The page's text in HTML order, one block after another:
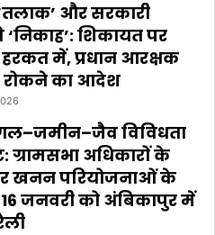
और सरकारी
शिकायत पर
हरकत में, प्रधान आरक्षक
रोकने का आदेश
विविधता
ग्रामसभा अधिकारों के
खनन परियोजनाओं के
जनवरी को अंबिकापुर में